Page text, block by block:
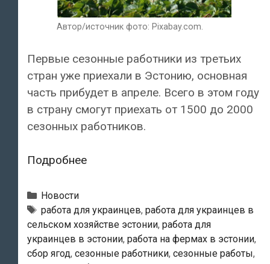
Автор/источник фото: Pixabay.com.
Первые сезонные работники из третьих
стран уже приехали в Эстонию, основная
часть прибудет в апреле. Всего в этом году
в страну смогут приехать от 1500 до 2000
сезонных работников.
ПодробнееВ
в
Эстонию
может
приехать
Рубрики
Новости
Теги
работа для украинцев, работа для украинцев в
сельском хозяйстве эстонии, работа для
украинцев в эстонии, работа на фермах в эстонии,
сбор ягод, сезонные работники, сезонные работы,